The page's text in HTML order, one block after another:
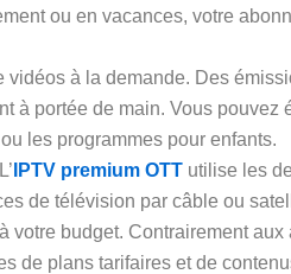
ou en vacances, votre
à la demande. Des
à portée de main. Vous pouvez
les programmes pour enfants.
IPTV premium OTT utilise les
de télévision par câble ou
votre budget. Contrairement aux
de plans tarifaires et de